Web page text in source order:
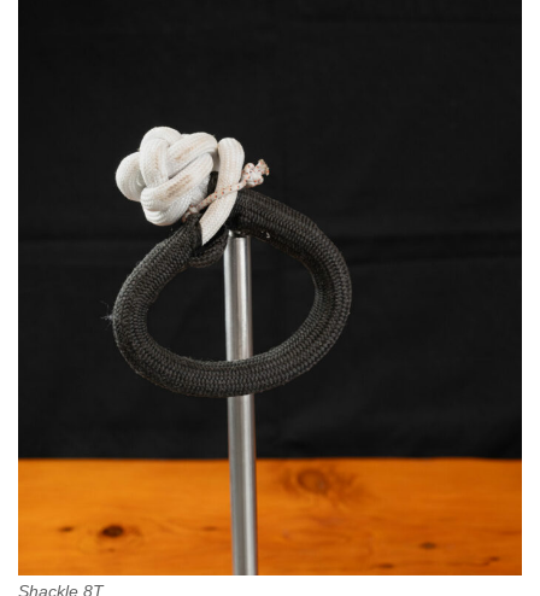
Shackle 8T